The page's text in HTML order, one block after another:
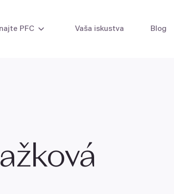
VTO - donacija
Laboratorijske metode
PFC Vaša iskustva Blog